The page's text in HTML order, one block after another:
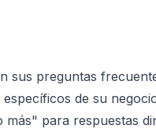
sus preguntas
de su
más" para respuestas